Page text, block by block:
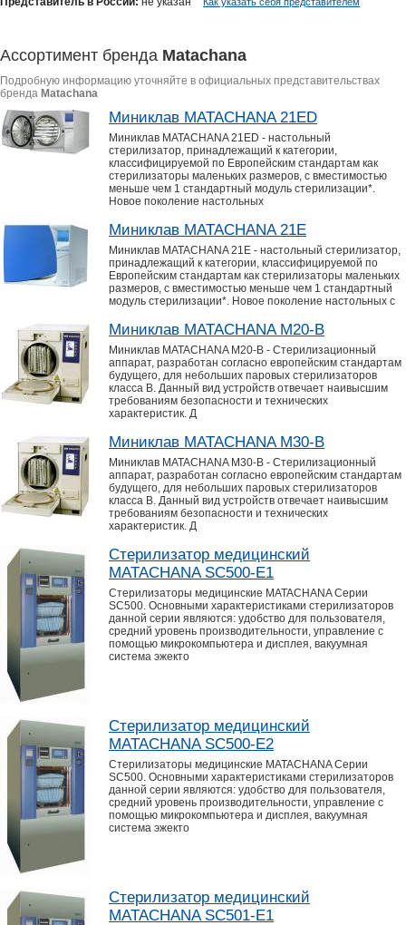
Ассортимент бренда Matachana
Подробную информацию уточняйте в официальных представительствах
бренда Matachana
Миниклав MATACHANA 21ED
Миниклав MATACHANA 21ED - настольный
стерилизатор, принадлежащий к категории,
классифицируемой по Европейским стандартам как
стерилизаторы маленьких размеров, с вместимостью
меньше чем 1 стандартный модуль стерилизации*.
Новое поколение настольных
Миниклав MATACHANA 21Е
Миниклав MATACHANA 21Е - настольный стерилизатор,
принадлежащий к категории, классифицируемой по
Европейским стандартам как стерилизаторы маленьких
размеров, с вместимостью меньше чем 1 стандартный
модуль стерилизации*. Новое поколение настольных с
Миниклав MATACHANA M20-B
Миниклав MATACHANA M20-B - Стерилизационный
аппарат, разработан согласно европейским стандартам
будущего, для небольших паровых стерилизаторов
класса В. Данный вид устройств отвечает наивысшим
требованиям безопасности и технических
характеристик. Д
Миниклав MATACHANA M30-B
Миниклав MATACHANA M30-B - Стерилизационный
аппарат, разработан согласно европейским стандартам
будущего, для небольших паровых стерилизаторов
класса В. Данный вид устройств отвечает наивысшим
требованиям безопасности и технических
характеристик. Д
Стерилизатор медицинский
MATACHANA SC500-E1
Стерилизаторы медицинские MATACHANA Серии
SC500. Основными характеристиками стерилизаторов
данной серии являются: удобство для пользователя,
средний уровень производительности, управление с
помощью микрокомпьютера и дисплея, вакуумная
система эжекто
Стерилизатор медицинский
MATACHANA SC500-E2
Стерилизаторы медицинские MATACHANA Серии
SC500. Основными характеристиками стерилизаторов
данной серии являются: удобство для пользователя,
средний уровень производительности, управление с
помощью микрокомпьютера и дисплея, вакуумная
система эжекто
Стерилизатор медицинский
MATACHANA SC501-E1